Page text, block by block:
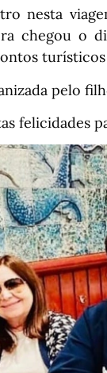
nesta
chegou o
pelo
felicidades